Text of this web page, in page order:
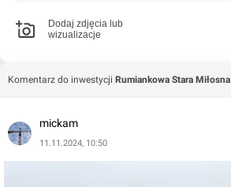
Dodaj zdjęcia lub
wizualizacje
Komentarz do inwestycji Rumiankowa Stara Miłosna
mickam
11.11.2024, 10:50